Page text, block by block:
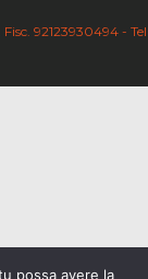
92123930494 - Tel
possa avere la